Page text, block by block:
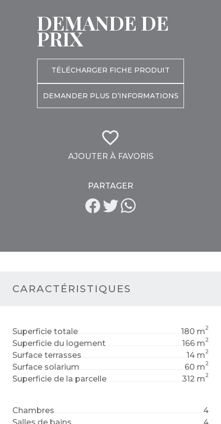
CARACTÉRISTIQUES
Superficie totale 180 m2
Superficie du logement 166 m2
Surface terrasses 14 m2
Surface solarium 60 m2
Superficie de la parcelle 312 m2
Chambres
4
DEMANDE DE
PRIX
TÉLÉCHARGER FICHE PRODUIT
DEMANDER PLUS D’INFORMATIONS
AJOUTER À FAVORIS
PARTAGER